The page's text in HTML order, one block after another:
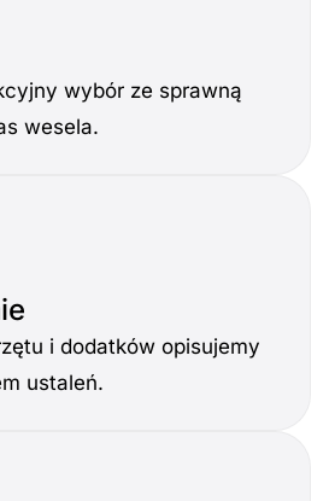
wybór ze sprawną
wesela.
i dodatków opisujemy
ustaleń.